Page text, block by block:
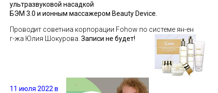
ультразвуковой насадкой
БЭМ 3.0 и ионным массажером Beauty Device.
Проводит советниа корпорации Fohow по системе ян-ен
г-жа Юлия Шокурова. Записи не будет!
11 июля 2022 в